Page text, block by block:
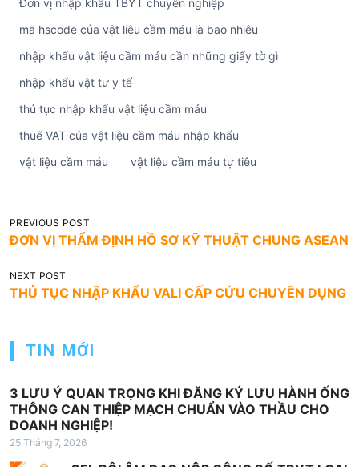
mã hscode của vật liệu cầm máu là bao nhiêu
nhập khẩu vật liệu cầm máu cần những giấy tờ gì
nhập khẩu vật tư y tế
thủ tục nhập khẩu vật liệu cầm máu
thuế VAT của vật liệu cầm máu nhập khẩu
vật liệu cầm máu
vật liệu cầm máu tự tiêu
Đ
i
ề
u
ư
n
g
b
PREVIOUS POST
ĐƠN VỊ THẨM ĐỊNH HỒ SƠ KỸ THUẬT CHUNG ASEAN
NEXT POST
THỦ TỤC NHẬP KHẨU VALI CẤP CỨU CHUYÊN DỤNG
TIN MỚI
3 LƯU Ý QUAN TRỌNG KHI ĐĂNG KÝ LƯU HÀNH ỐNG
THÔNG CAN THIỆP MẠCH CHUẨN VÀO THẦU CHO
DOANH NGHIỆP!
25 Tháng 7, 2026